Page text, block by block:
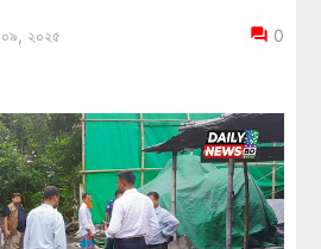
০৯, ২০২৫ 0